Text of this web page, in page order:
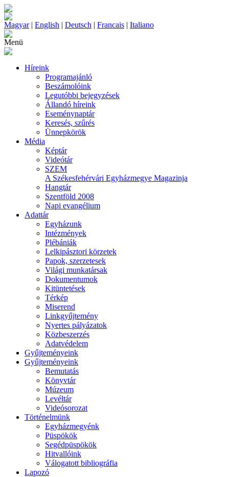
Magyar| English | Deutsch | Francais | Italiano
Menü
Híreink
Programajánló
Beszámolóink
Legutóbbi bejegyzések
Állandó híreink
Eseménynaptár
Keresés, szűrés
Ünnepkörök
Média
Képtár
Videótár
SZEM
A Székesfehérvári Egyházmegye Magazinja
Hangtár
Szentföld 2008
Napi evangélium
Adattár
Egyházunk
Intézmények
Plébániák
Lelkipásztori körzetek
Papok, szerzetesek
Világi munkatársak
Dokumentumok
Kitüntetések
Térkép
Miserend
Linkgyűjtemény
Nyertes pályázatok
Közbeszerzés
Adatvédelem
Gyűjteményeink
Gyűjteményeink
Bemutatás
Könyvtár
Múzeum
Levéltár
Videósorozat
Történelmünk
Egyházmegyénk
Püspökök
Segédpüspökök
Hitvallóink
Válogatott bibliográfia
Lapozó